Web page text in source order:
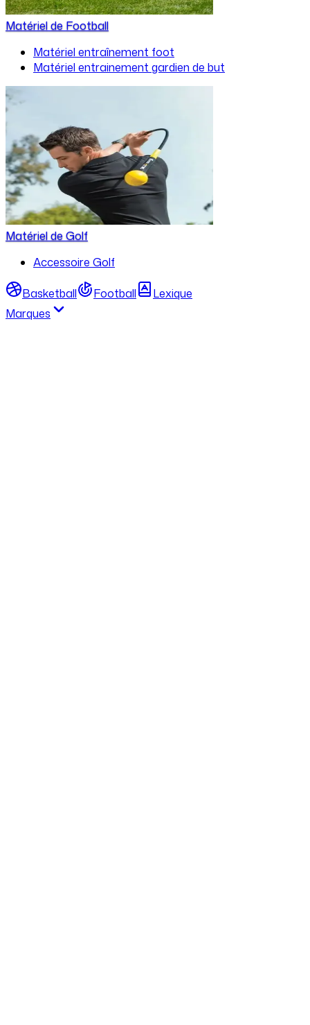
Matériel de Football
Matériel entraînement foot
Matériel entrainement gardien de but
Matériel de Golf
Accessoire Golf
Basketball Football
Lexique
Marques